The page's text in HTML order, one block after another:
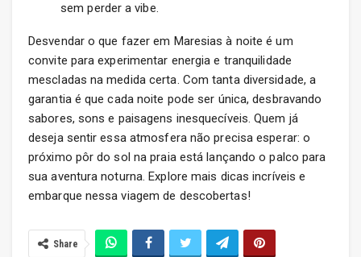
sem perder a vibe.
Desvendar o que fazer em Maresias à noite é um
convite para experimentar energia e tranquilidade
mescladas na medida certa. Com tanta diversidade, a
garantia é que cada noite pode ser única, desbravando
sabores, sons e paisagens inesquecíveis. Quem já
deseja sentir essa atmosfera não precisa esperar: o
próximo pôr do sol na praia está lançando o palco para
sua aventura noturna. Explore mais dicas incríveis e
embarque nessa viagem de descobertas!
Share